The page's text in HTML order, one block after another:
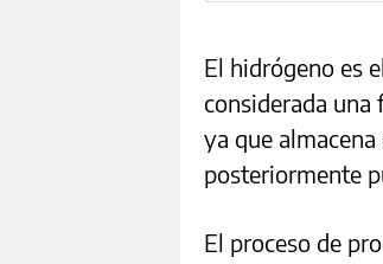
El hidrógeno es
considerada una
ya que
posteriormente
El proceso de